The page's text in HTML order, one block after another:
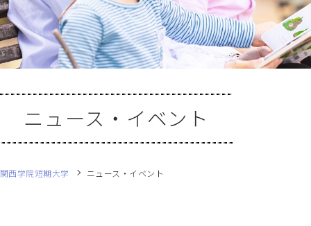
ニュース・イベント
関西学院短期大学 ニュース・イベント